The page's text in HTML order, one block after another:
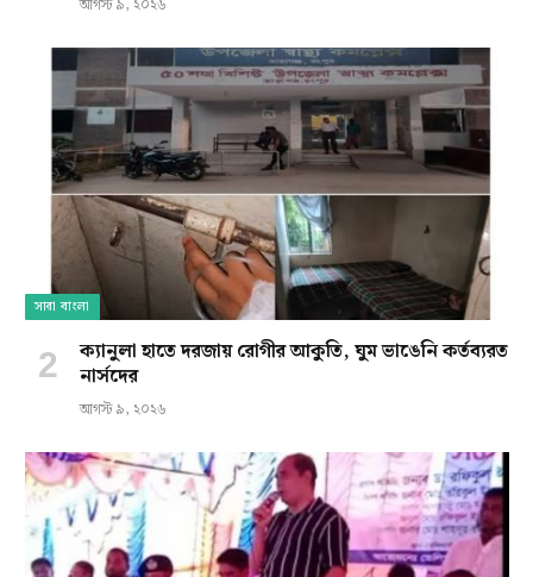
আগস্ট ৯, ২০২৬
সারা বাংলা
ক্যানুলা হাতে দরজায় রোগীর আকুতি, ঘুম ভাঙেনি কর্তব্যরত
নার্সদের
আগস্ট ৯, ২০২৬